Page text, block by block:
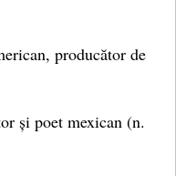
producător de
și poet mexican (n.